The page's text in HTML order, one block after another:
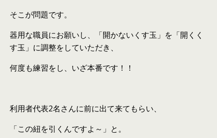
そこが問題です。
器用な職員にお願いし、「開かないくす玉」を「開くく
す玉」に調整をしていただき、
何度も練習をし、いざ本番です！！
利用者代表2名さんに前に出て来てもらい、
「この紐を引くんですよ～」と。